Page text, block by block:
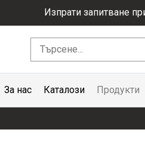
Изпрати запитване
За нас Каталози Продукти